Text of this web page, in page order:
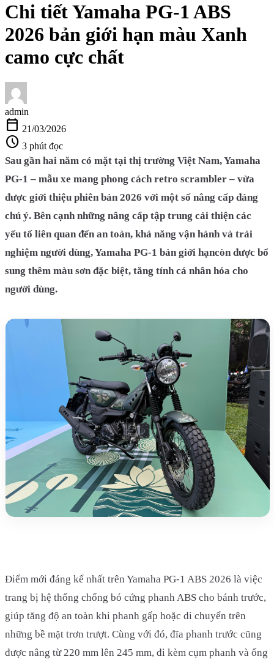
Chi tiết Yamaha PG-1 ABS
2026 bản giới hạn màu Xanh
camo cực chất
admin
calendar_today 21/03/2026
schedule 3 phút đọc
Sau gần hai năm có mặt tại thị trường Việt Nam, Yamaha
PG-1 – mẫu xe mang phong cách retro scrambler – vừa
được giới thiệu phiên bản 2026 với một số nâng cấp đáng
chú ý. Bên cạnh những nâng cấp tập trung cải thiện các
yếu tố liên quan đến an toàn, khả năng vận hành và trải
nghiệm người dùng,Yamaha PG-1 bản giới hạncòn được bổ
sung thêm màu sơn đặc biệt, tăng tính cá nhân hóa cho
người dùng.
Điểm mới đáng kể nhất trên Yamaha PG-1 ABS 2026 là việc
trang bị hệ thống chống bó cứng phanh ABS cho bánh trước,
giúp tăng độ an toàn khi phanh gấp hoặc di chuyển trên
những bề mặt trơn trượt. Cùng với đó, đĩa phanh trước cũng
được nâng từ 220 mm lên 245 mm, đi kèm cụm phanh và ống